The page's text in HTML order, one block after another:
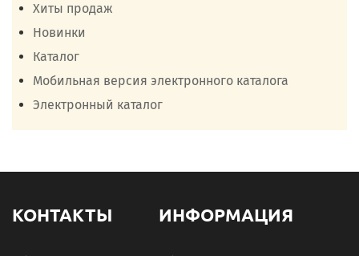
Хиты продаж
Новинки
Каталог
Мобильная версия электронного каталога
Электронный каталог
КОНТАКТЫ ИНФОРМАЦИЯ